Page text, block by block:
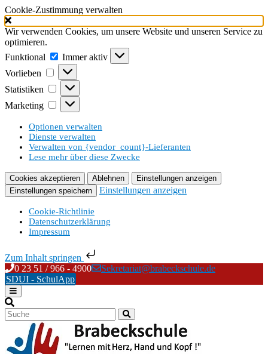
Cookie-Zustimmung verwalten
Wir verwenden Cookies, um unsere Website und unseren Service zu
optimieren.
Funktional
Funktional
Immer aktiv
Vorlieben
Vorlieben
Statistiken Statistiken
Marketing Marketing
Optionen verwalten
Dienste verwalten
Verwalten von {vendor_count}-Lieferanten
Lese mehr über diese Zwecke
Cookies akzeptieren Ablehnen
Einstellungen anzeigen
Einstellungen speichern
Einstellungen anzeigen
Cookie-Richtlinie
Datenschutzerklärung
Impressum
Zum Inhalt springen
Skip
to
content
0 23 51 / 966 - 4900
Sekretariat@brabeckschule.de
SDUI - SchulApp